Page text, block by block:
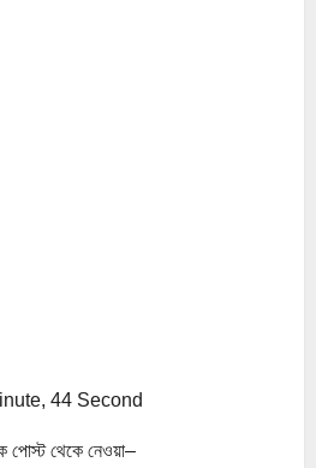
44 Second
থেকে নেওয়া–